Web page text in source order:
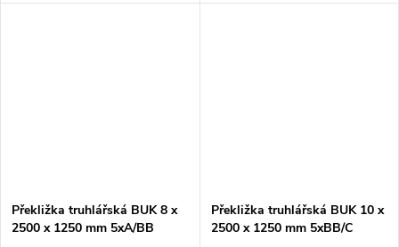
Překližka truhlářská BUK 8 x
2500 x 1250 mm 5xA/BB
Překližka truhlářská BUK 10 x
2500 x 1250 mm 5xBB/C